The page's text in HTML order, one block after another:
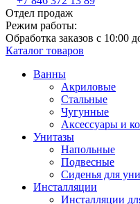
Отдел продаж
Режим работы:
Обработка заказов с 10:00
Каталог товаров
Ванны
Акриловые
Стальные
Чугунные
Аксессуары и
Унитазы
Напольные
Подвесные
Сиденья для
Инсталляции
Инсталляции